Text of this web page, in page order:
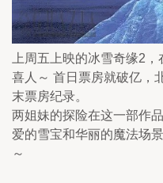
上周五上映的冰雪奇缘2
喜人～ 首日票房就破亿，
末票房纪录。
两姐妹的探险在这一部作
爱的雪宝和华丽的魔法场
～